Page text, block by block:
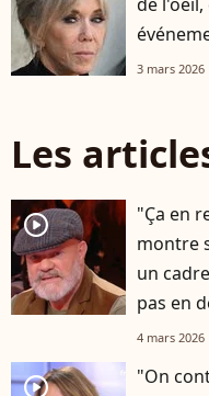
3 mars 2026
Les
player2
"Ça en
montre
un
pas en
4 mars 2026
player2
"On